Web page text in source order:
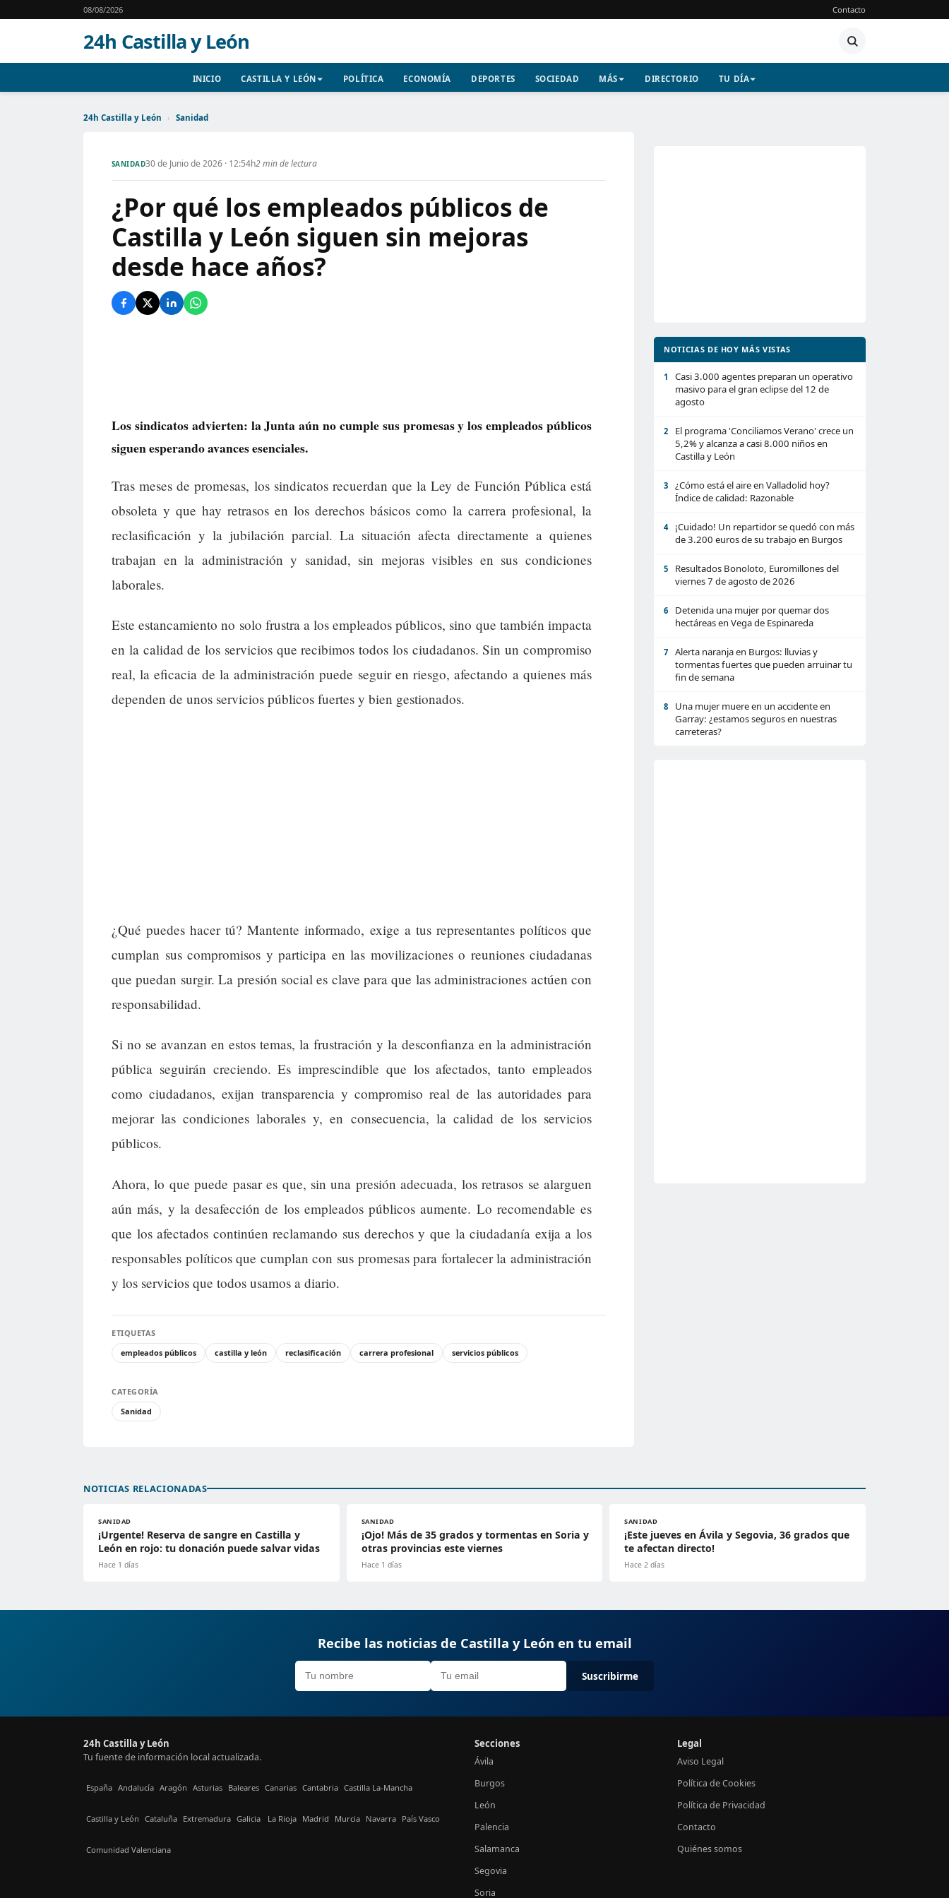
08/08/2026 Contacto
24h Castilla y León
INICIO CASTILLA Y LEÓN POLÍTICA ECONOMÍA DEPORTES SOCIEDAD MÁS DIRECTORIO TU DÍA
24h Castilla y León › Sanidad
SANIDAD30 de Junio de 2026 · 12:54h2 min de lectura
¿Por qué los empleados públicos de
Castilla y León siguen sin mejoras
desde hace años?
Los sindicatos advierten: la Junta aún no cumple sus promesas y los empleados públicos
siguen esperando avances esenciales.
Tras meses de promesas, los sindicatos recuerdan que la Ley de Función Pública está
obsoleta y que hay retrasos en los derechos básicos como la carrera profesional, la
reclasificación y la jubilación parcial. La situación afecta directamente a quienes
trabajan en la administración y sanidad, sin mejoras visibles en sus condiciones
laborales.
Este estancamiento no solo frustra a los empleados públicos, sino que también impacta
en la calidad de los servicios que recibimos todos los ciudadanos. Sin un compromiso
real, la eficacia de la administración puede seguir en riesgo, afectando a quienes más
dependen de unos servicios públicos fuertes y bien gestionados.
¿Qué puedes hacer tú? Mantente informado, exige a tus representantes políticos que
cumplan sus compromisos y participa en las movilizaciones o reuniones ciudadanas
que puedan surgir. La presión social es clave para que las administraciones actúen con
responsabilidad.
Si no se avanzan en estos temas, la frustración y la desconfianza en la administración
pública seguirán creciendo. Es imprescindible que los afectados, tanto empleados
como ciudadanos, exijan transparencia y compromiso real de las autoridades para
mejorar las condiciones laborales y, en consecuencia, la calidad de los servicios
públicos.
Ahora, lo que puede pasar es que, sin una presión adecuada, los retrasos se alarguen
aún más, y la desafección de los empleados públicos aumente. Lo recomendable es
que los afectados continúen reclamando sus derechos y que la ciudadanía exija a los
responsables políticos que cumplan con sus promesas para fortalecer la administración
y los servicios que todos usamos a diario.
ETIQUETAS
empleados públicos
castilla y león reclasificación carrera profesional servicios públicos
CATEGORÍA
Sanidad
NOTICIAS DE HOY MÁS VISTAS
1
Casi 3.000 agentes preparan un operativo
masivo para el gran eclipse del 12 de
agosto
2
El programa 'Conciliamos Verano' crece un
5,2% y alcanza a casi 8.000 niños en
Castilla y León
3
¿Cómo está el aire en Valladolid hoy?
Índice de calidad: Razonable
4
¡Cuidado! Un repartidor se quedó con más
de 3.200 euros de su trabajo en Burgos
5
Resultados Bonoloto, Euromillones del
viernes 7 de agosto de 2026
6
Detenida una mujer por quemar dos
hectáreas en Vega de Espinareda
7
Alerta naranja en Burgos: lluvias y
tormentas fuertes que pueden arruinar tu
fin de semana
8
Una mujer muere en un accidente en
Garray: ¿estamos seguros en nuestras
carreteras?
NOTICIAS RELACIONADAS
SANIDAD
¡Urgente! Reserva de sangre en Castilla y
León en rojo: tu donación puede salvar vidas
Hace 1 días
SANIDAD
¡Ojo! Más de 35 grados y tormentas en Soria y
otras provincias este viernes
Hace 1 días
SANIDAD
¡Este jueves en Ávila y Segovia, 36 grados que
te afectan directo!
Hace 2 días
Recibe las noticias de Castilla y León en tu email
Suscribirme
24h Castilla y León
Tu fuente de información local actualizada.
España Andalucía Aragón Asturias Baleares Canarias Cantabria Castilla La-Mancha
Castilla y León Cataluña Extremadura Galicia La Rioja Madrid Murcia Navarra País Vasco
Comunidad Valenciana
Secciones
Ávila
Burgos
León
Palencia
Salamanca
Segovia
Soria
Legal
Aviso Legal
Política de Cookies
Política de Privacidad
Contacto
Quiénes somos